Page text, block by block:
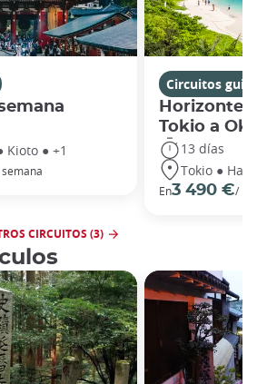
Kioto ● +1
Circuitos
Horizontes
Tokio a
13 días
Tokio ●
En3 490 €/
CIRCUITOS (3)